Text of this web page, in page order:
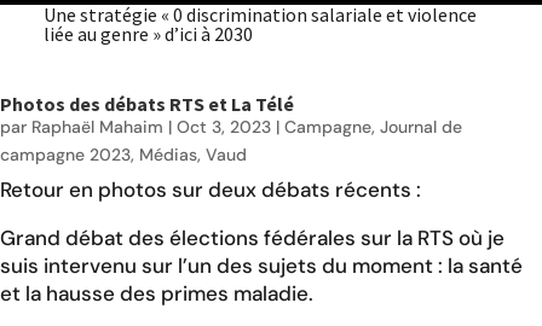
Une stratégie « 0 discrimination salariale et violence
liée au genre » d’ici à 2030
Photos des débats RTS et La Télé
par Raphaël Mahaim | Oct 3, 2023 | Campagne, Journal de
campagne 2023, Médias, Vaud
Retour en photos sur deux débats récents :
Grand débat des élections fédérales sur la RTS où je
suis intervenu sur l’un des sujets du moment : la santé
et la hausse des primes maladie.